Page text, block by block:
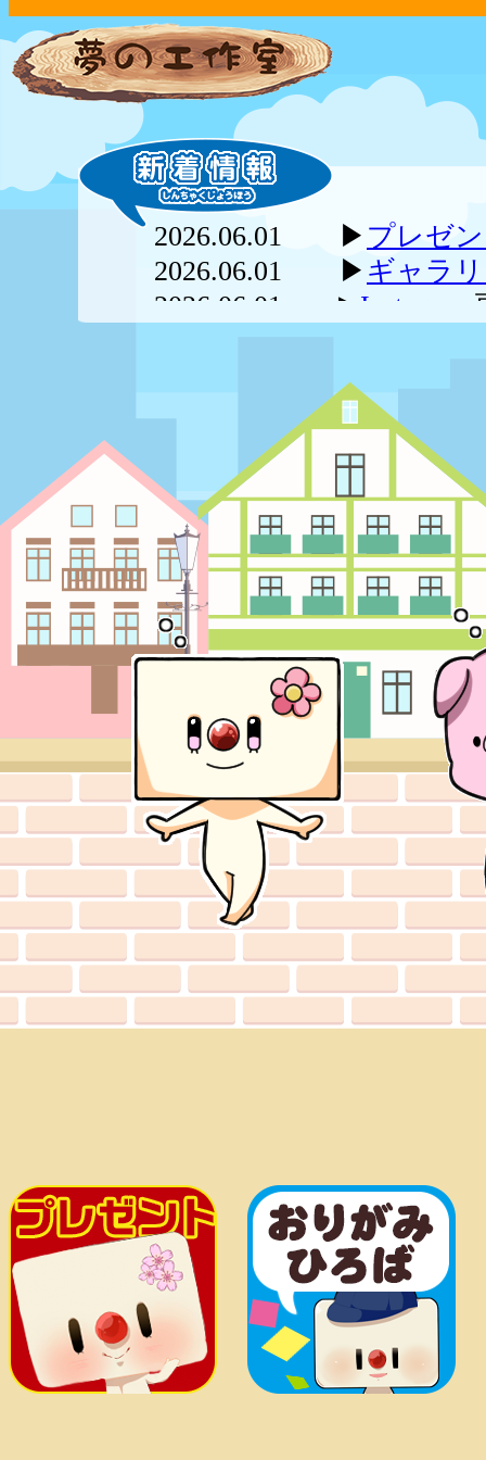
2026.06.01 ▶︎ プレゼ
2026.06.01 ▶︎ ギャラ
2026.06.01 ▶︎ Instagram
2024.05.10 ▶︎webまん
2024.02.20 ▶︎ キャラ
えたよ！さっそく会い
2023.12.11 ▶︎
印刷し
2023.06.01 ▶︎ プレゼ
2023.03.08 ▶︎新しく
よ！
2023.03.01 ▶︎壁紙プレ
よ！
2023.02.24 ▶︎TOPが変
びに来てね★